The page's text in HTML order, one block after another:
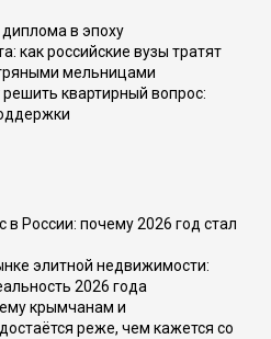
в эпоху
как российские вузы тратят
мельницами
квартирный вопрос:
в России: почему 2026 год стал
элитной недвижимости:
2026 года
крымчанам и
реже, чем кажется со